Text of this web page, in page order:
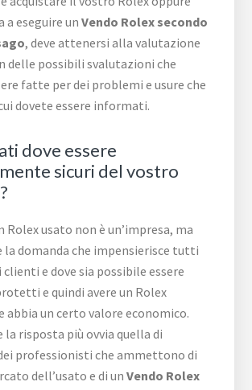
a eseguire unVendo Rolex secondo
, deve attenersi alla valutazione
delle possibili svalutazioni che
fatte per dei problemi e usure che
dovete essere informati.
dove essere
sicuri del vostro
Rolex usato non è un’impresa, ma
la domanda che impensierisce tutti
e dove sia possibile essere
e quindi avere un Rolex
abbia un certo valore economico.
la risposta più ovvia quella di
professionisti che ammettono di
dell’usato e di unVendo Rolex